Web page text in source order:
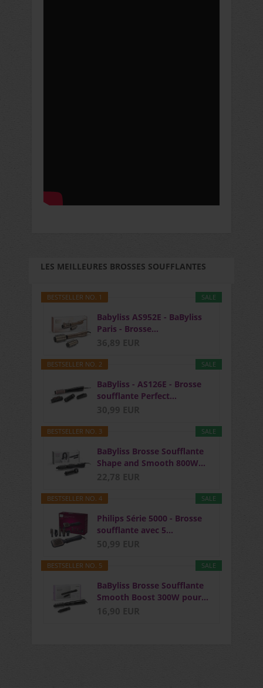
LES MEILLEURES BROSSES SOUFFLANTES
SALE
BESTSELLER NO. 1
Babyliss AS952E - BaByliss
Paris - Brosse...
SALE
BESTSELLER NO. 2
BaByliss - AS126E - Brosse
soufflante Perfect...
SALE
BESTSELLER NO. 3
BaByliss Brosse Soufflante
Shape and Smooth 800W...
SALE
BESTSELLER NO. 4
Philips Série 5000 - Brosse
soufflante avec 5...
SALE
BESTSELLER NO. 5
BaByliss Brosse Soufflante
Smooth Boost 300W pour...